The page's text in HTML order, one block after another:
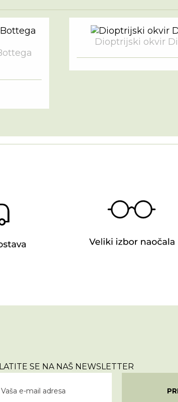
Dioptrijski okvir
SE NA NAŠ NEWSLETTER